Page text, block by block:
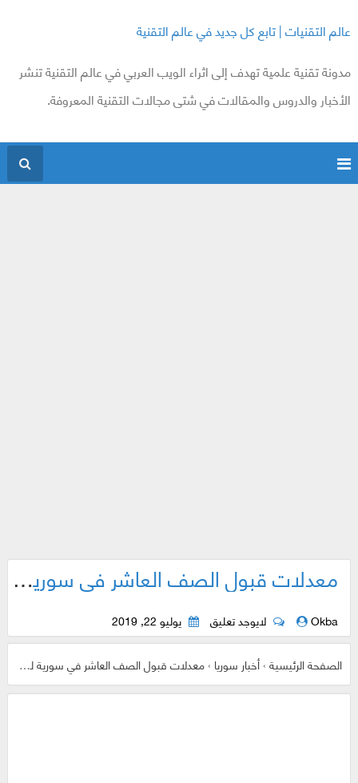
عالم التقنيات | تابع كل جديد في عالم التقنية
مدونة تقنية علمية تهدف إلى اثراء الويب العربي في عالم التقنية تنشر
الأخبار والدروس والمقالات في شتى مجالات التقنية المعروفة.
معدلات قبول الصف العاشر في سورية لعام 2019/2020 لجميع المحافظات والأرياف .. وموعد التسجيل .
Okba لايوجد تعليق يوليو 22, 2019
الصفحة الرئيسية›أخبار سوريا›معدلات قبول الصف العاشر في سورية لعام 2019/2020 لجميع المحافظات والأرياف .. وموعد التسجيل .